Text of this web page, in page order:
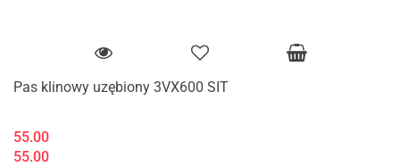
Pas klinowy uzębiony 3VX600 SIT
55.00
55.00